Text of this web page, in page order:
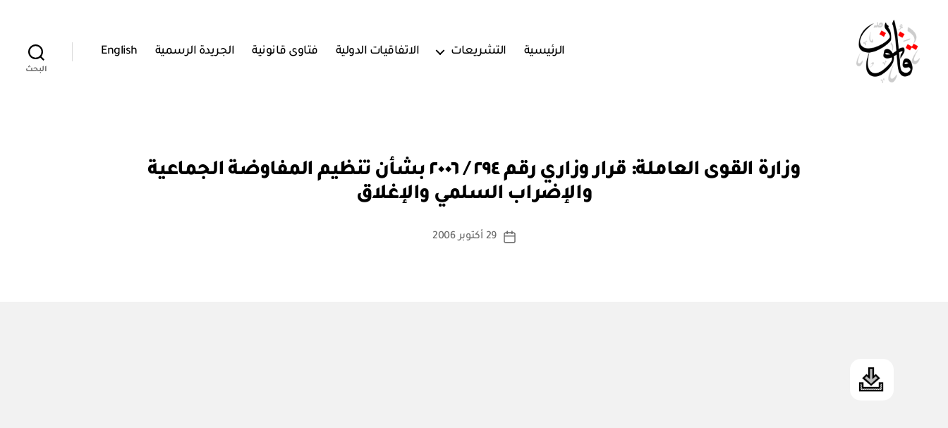
الرئيسية التشريعات الاتفاقيات الدولية فتاوى قانونية الجريدة الرسمية English
البحث
التصنيفات
وزارة القوى العاملة: قرار وزاري رقم ٢٩٤ / ٢٠٠٦ بشأن تنظيم المفاوضة الجماعية
والإضراب السلمي والإغلاق
كاتب
بو
س
ة
تاريخ
29 أكتوبر 2006